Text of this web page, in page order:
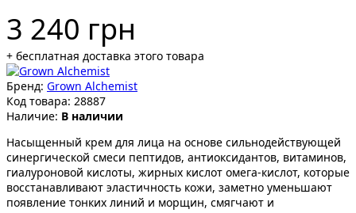
3 240 грн
+ бесплатная доставка этого товара
Бренд: Grown Alchemist
Код товара: 28887
Наличие: В наличии
Насыщенный крем для лица на основе сильнодействующей
синергической смеси пептидов, антиоксидантов, витаминов,
гиалуроновой кислоты, жирных кислот омега-кислот, которые
восстанавливают эластичность кожи, заметно уменьшают
появление тонких линий и морщин, смягчают и